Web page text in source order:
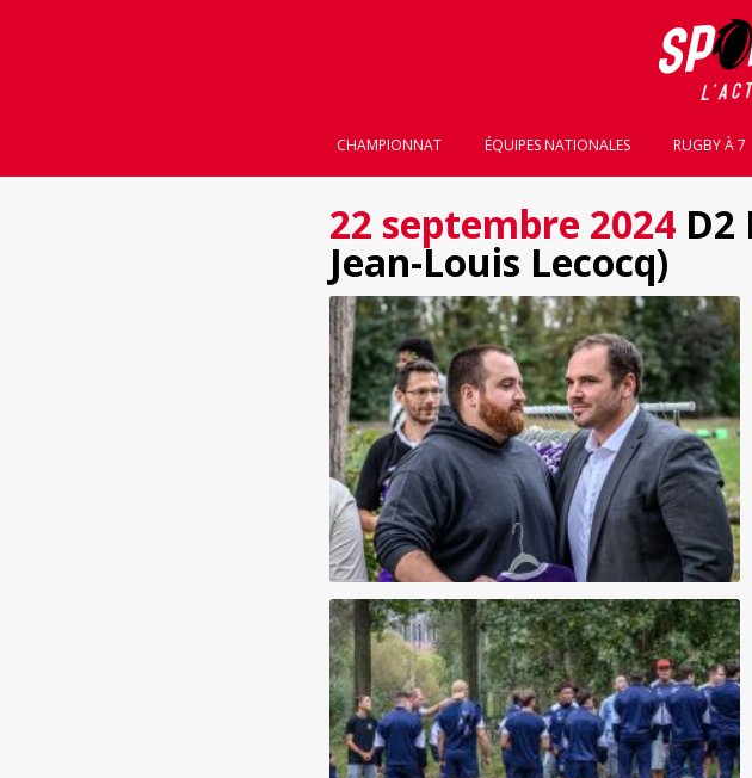
CHAMPIONNAT ÉQUIPES NATIONALES RUGBY À 7
22 septembre 2024 D2
Jean-Louis Lecocq)